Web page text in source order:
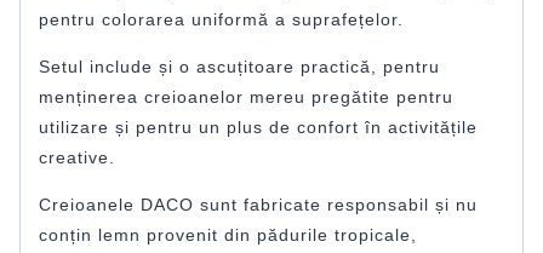
pentru colorarea uniformă a suprafețelor.
Setul include și o ascuțitoare practică, pentru
menținerea creioanelor mereu pregătite pentru
utilizare și pentru un plus de confort în activitățile
creative.
Creioanele DACO sunt fabricate responsabil și nu
conțin lemn provenit din pădurile tropicale,